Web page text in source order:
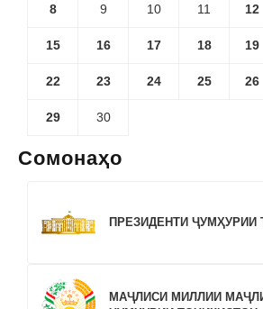
8 9 10 11 12
15 16 17 18 19
22 23 24 25 26
29 30
Сомонаҳо
ПРЕЗИДЕНТИ ҶУМҲУРИИ
МАҶЛИСИ МИЛЛИИ